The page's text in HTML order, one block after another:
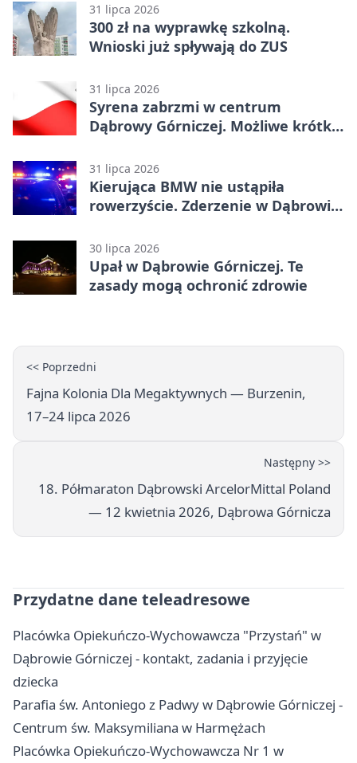
31 lipca 2026
300 zł na wyprawkę szkolną.
Wnioski już spływają do ZUS
31 lipca 2026
Syrena zabrzmi w centrum
Dąbrowy Górniczej. Możliwe krótkie
31 lipca 2026
Kierująca BMW nie ustąpiła
rowerzyście. Zderzenie w Dąbrowie
30 lipca 2026
Upał w Dąbrowie Górniczej. Te
zasady mogą ochronić zdrowie
<< Poprzedni
Fajna Kolonia Dla Megaktywnych — Burzenin,
17–24 lipca 2026
Następny >>
18. Półmaraton Dąbrowski ArcelorMittal Poland
— 12 kwietnia 2026, Dąbrowa Górnicza
Przydatne dane teleadresowe
Placówka Opiekuńczo-Wychowawcza "Przystań" w
Dąbrowie Górniczej - kontakt, zadania i przyjęcie
dziecka
Parafia św. Antoniego z Padwy w Dąbrowie Górniczej -
Centrum św. Maksymiliana w Harmężach
Placówka Opiekuńczo-Wychowawcza Nr 1 w